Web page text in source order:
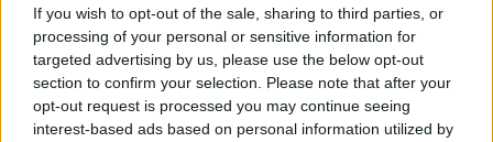
If you wish to opt-out of the sale, sharing to third parties, or
processing of your personal or sensitive information for
targeted advertising by us, please use the below opt-out
section to confirm your selection. Please note that after your
opt-out request is processed you may continue seeing
interest-based ads based on personal information utilized by
Καλοκαίρι στην Αττική
με επιφυλάξεις – Ποιες
παραλίες έχουν
χαρακτηριστεί
ακατάλληλες
Το πιο επικίνδυνο
«Will you marry me?»
που έχουμε δει ποτέ –
Το ζευγάρι που
σκαρφάλωσε στο
Empire State Building